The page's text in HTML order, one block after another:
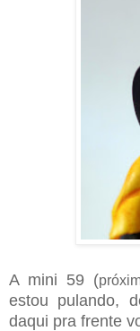
A mini 59 (
estou pulando,
daqui pra frente